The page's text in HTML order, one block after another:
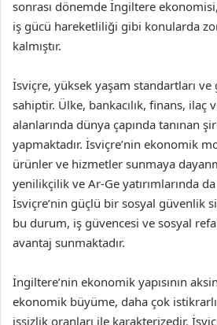
sonrası dönemde İngiltere
iş gücü hareketliliği gibi konularda
kalmıştır.
İsviçre, yüksek yaşam standartları
sahiptir. Ülke, bankacılık, finans, ilaç
alanlarında dünya çapında tanınan
yapmaktadır. İsviçre’nin ekonomik
ürünler ve hizmetler sunmaya
yenilikçilik ve Ar-Ge yatırımlarında
İsviçre’nin güçlü bir sosyal güvenlik
bu durum, iş güvencesi ve sosyal
avantaj sunmaktadır.
İngiltere’nin ekonomik yapısının
ekonomik büyüme, daha çok
işsizlik oranları ile karakterizedir.